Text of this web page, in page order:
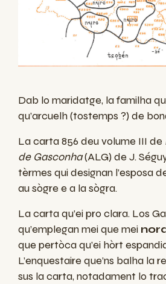
Dab lo maridatge, la familha
qu’arcuelh (tostemps ?) de
La carta 856 deu volume III de
de Gasconha(ALG) de J.
tèrmes qui designan l’esposa
au sògre e a la sògra.
La carta qu’ei pro clara. Los
qu’emplegan mei que mei
que pertòca qu’ei hòrt
L’enquestaire que’ns balha la
sus la carta, notadament lo